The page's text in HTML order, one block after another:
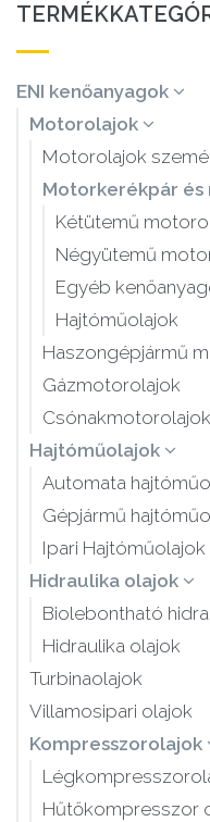
ENI kenőanyagok
Motorolajok
Motorolajok
Motorkerékpár és
Kétütemű
Négyütemű
Egyéb
Hajtóműolajok
Haszongépjármű
Gázmotorolajok
Csónakmotorolajok
Hajtóműolajok
Automata
Gépjármű
Ipari Hajtóműolajok
Hidraulika olajok
Biolebontható
Hidraulika olajok
Turbinaolajok
Villamosipari olajok
Kompresszorolajok
Hűtőkompresszor